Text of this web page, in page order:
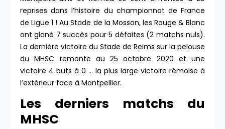
reprises dans l’histoire du championnat de France
de Ligue 1 ! Au Stade de la Mosson, les Rouge & Blanc
ont glané 7 succès pour 5 défaites (2 matchs nuls).
La dernière victoire du Stade de Reims sur la pelouse
du MHSC remonte au 25 octobre 2020 et une
victoire 4 buts à 0 … la plus large victoire rémoise à
l’extérieur face à Montpellier.
Les derniers matchs du
MHSC